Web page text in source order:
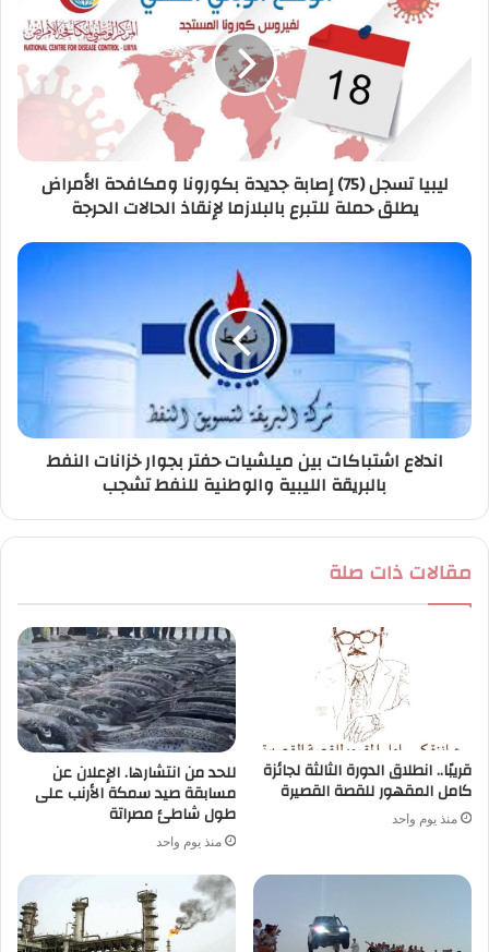
ليبيا تسجل (75) إصابة جديدة بكورونا ومكافحة الأمراض
يطلق حملة للتبرع بالبلازما لإنقاذ الحالات الحرجة
اندلاع اشتباكات بين ميلشيات حفتر بجوار خزانات النفط
بالبريقة الليبية والوطنية للنفط تشجب
مقالات ذات صلة
قريبًا.. انطلاق الدورة الثالثة لجائزة
كامل المقهور للقصة القصيرة
منذ يوم واحد
للحد من انتشارها. الإعلان عن
مسابقة صيد سمكة الأرنب على
طول شاطئ مصراتة
منذ يوم واحد